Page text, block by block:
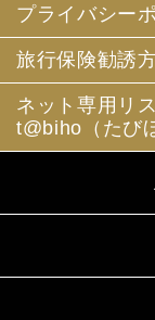
プライバシー
旅行保険勧誘
ネット専用リ
t@biho（たび